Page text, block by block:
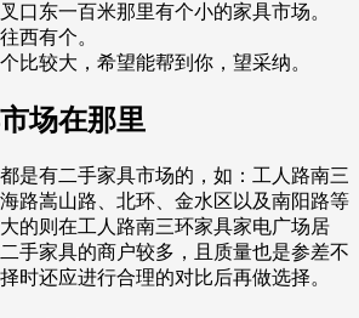
口东一百米那里有个小的家具市场。
西有个。
比较大，希望能帮到你，望采纳。
场在那里
是有二手家具市场的，如：工人路南三
路嵩山路、北环、金水区以及南阳路等
的则在工人路南三环家具家电广场居
手家具的商户较多，且质量也是参差不
时还应进行合理的对比后再做选择。